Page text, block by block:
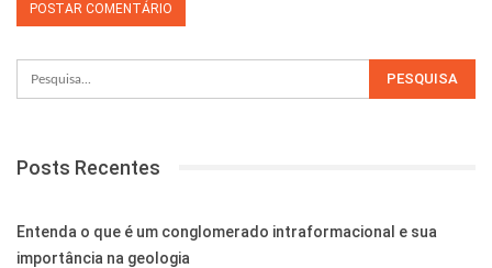
Posts Recentes
Entenda o que é um conglomerado intraformacional e sua
importância na geologia